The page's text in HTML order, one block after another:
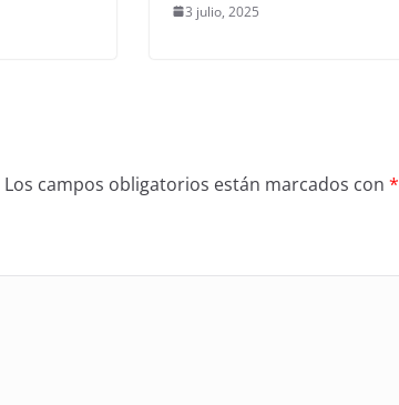
3 julio, 2025
Los campos obligatorios están marcados con *